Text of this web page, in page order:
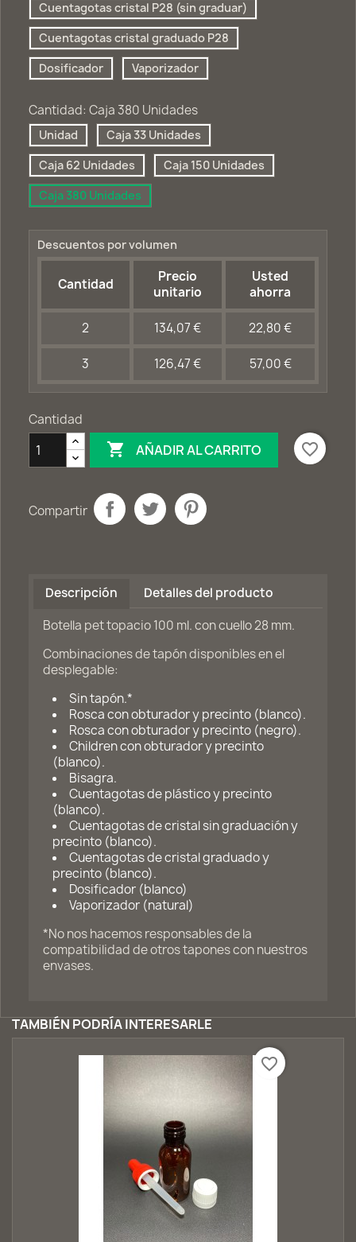
Cuentagotas cristal P28 (sin graduar)
Cuentagotas cristal graduado P28
Dosificador
Vaporizador
Cantidad: Caja 380 Unidades
Unidad
Caja 33 Unidades
Caja 62 Unidades
Caja 150 Unidades
Caja 380 Unidades
Descuentos por volumen
Cantidad
Precio
unitario
Usted
ahorra
2 134,07 € 22,80 €
3 126,47 € 57,00 €
Cantidad
 AÑADIR AL CARRITO favorite_border
Compartir
Descripción
Detalles del producto
Botella pet topacio 100 ml. con cuello 28 mm.
Combinaciones de tapón disponibles en el
desplegable:
Sin tapón.*
Rosca con obturador y precinto (blanco).
Rosca con obturador y precinto (negro).
Children con obturador y precinto
(blanco).
Bisagra.
Cuentagotas de plástico y precinto
(blanco).
Cuentagotas de cristal sin graduación y
precinto (blanco).
Cuentagotas de cristal graduado y
precinto (blanco).
Dosificador (blanco)
Vaporizador (natural)
*No nos hacemos responsables de la
compatibilidad de otros tapones con nuestros
envases.
TAMBIÉN PODRÍA INTERESARLE
favorite_border